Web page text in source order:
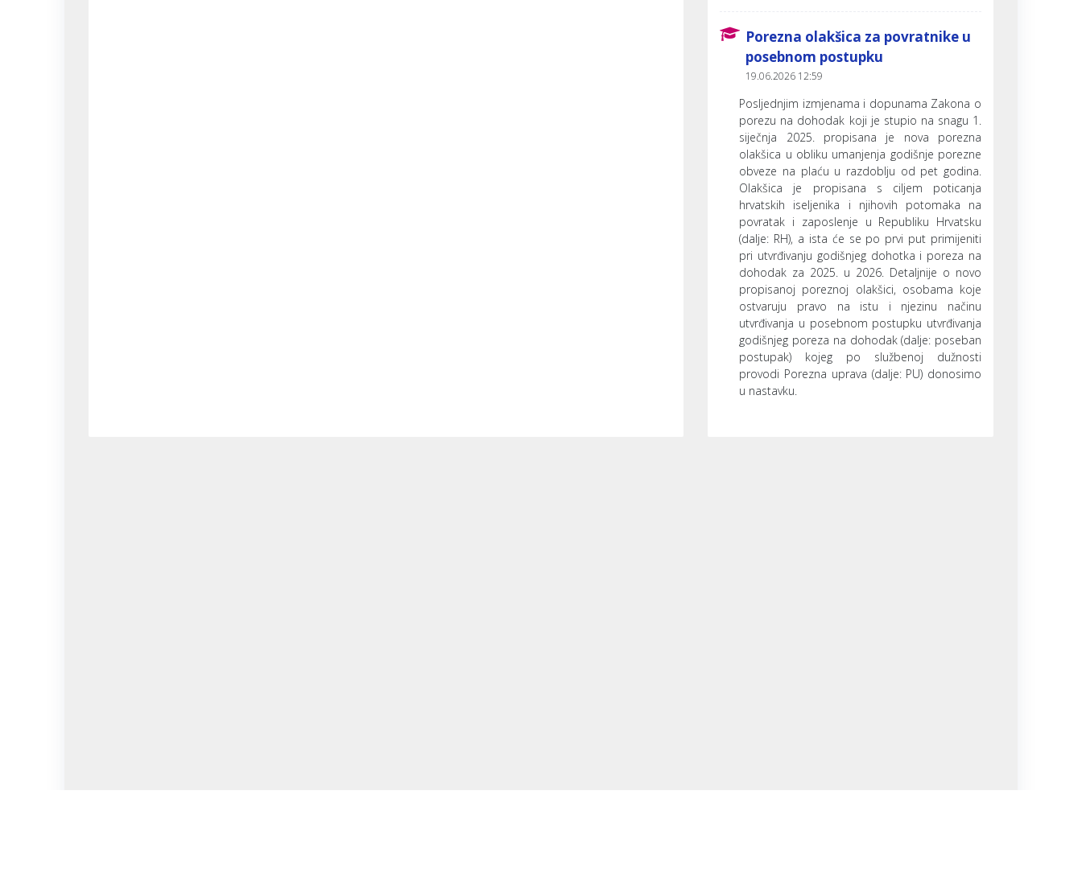
Porezna olakšica za povratnike u
posebnom postupku
19.06.2026 12:59
Posljednjim izmjenama i dopunama Zakona o
porezu na dohodak koji je stupio na snagu 1.
siječnja 2025. propisana je nova porezna
olakšica u obliku umanjenja godišnje porezne
obveze na plaću u razdoblju od pet godina.
Olakšica je propisana s ciljem poticanja
hrvatskih iseljenika i njihovih potomaka na
povratak i zaposlenje u Republiku Hrvatsku
(dalje: RH), a ista će se po prvi put primijeniti
pri utvrđivanju godišnjeg dohotka i poreza na
dohodak za 2025. u 2026. Detaljnije o novo
propisanoj poreznoj olakšici, osobama koje
ostvaruju pravo na istu i njezinu načinu
utvrđivanja u posebnom postupku utvrđivanja
godišnjeg poreza na dohodak (dalje: poseban
postupak) kojeg po službenoj dužnosti
provodi Porezna uprava (dalje: PU) donosimo
u nastavku.